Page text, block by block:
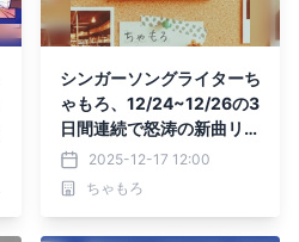
シンガーソングライターち
ゃもろ、12/24~12/26の3
日間連続で怒涛の新曲リリ
ース！2025-12-17 12:00
ちゃもろ